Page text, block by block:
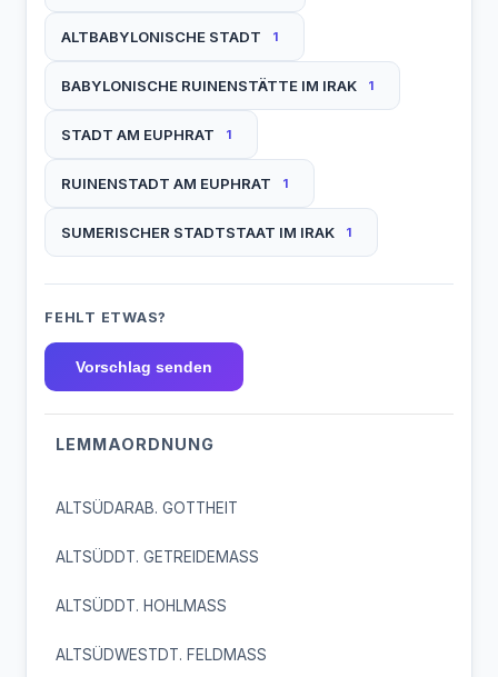
ALTBABYLONISCHE STADT 1
BABYLONISCHE RUINENSTÄTTE IM IRAK 1
STADT AM EUPHRAT 1
RUINENSTADT AM EUPHRAT 1
SUMERISCHER STADTSTAAT IM IRAK 1
FEHLT ETWAS?
Vorschlag senden
LEMMAORDNUNG
ALTSÜDARAB. GOTTHEIT
ALTSÜDDT. GETREIDEMASS
ALTSÜDDT. HOHLMASS
ALTSÜDWESTDT. FELDMASS